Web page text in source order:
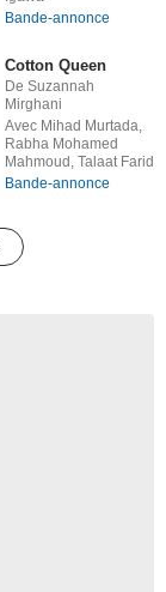
Bande-annonce
Cotton Queen
De Suzannah
Mirghani
Avec Mihad Murtada,
Rabha Mohamed
Mahmoud, Talaat Farid
Bande-annonce